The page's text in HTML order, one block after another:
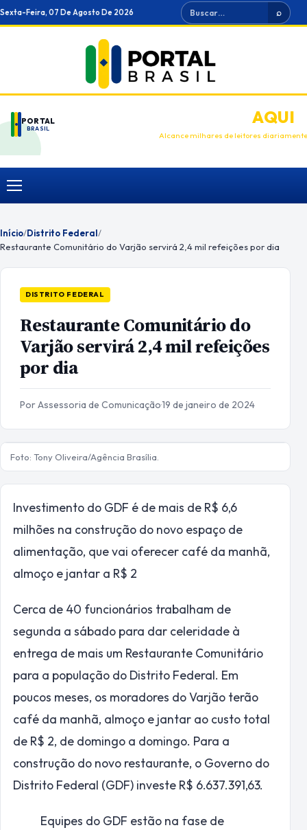
Ir
para
Sexta-Feira, 07 De Agosto De 2026 Buscar ⌕
PORTAL
BRASIL
ANUNCIEAQUI
Alcance milhares de leitores diariamente
Menu
Início/Distrito Federal/
Restaurante Comunitário do Varjão servirá 2,4 mil refeições por dia
DISTRITO FEDERAL
Restaurante Comunitário do
Varjão servirá 2,4 mil refeições
por dia
Por Assessoria de Comunicação·19 de janeiro de 2024
Foto: Tony Oliveira/Agência Brasília.
Investimento do GDF é de mais de R$ 6,6
milhões na construção do novo espaço de
alimentação, que vai oferecer café da manhã,
almoço e jantar a R$ 2
Cerca de 40 funcionários trabalham de
segunda a sábado para dar celeridade à
entrega de mais um Restaurante Comunitário
para a população do Distrito Federal. Em
poucos meses, os moradores do Varjão terão
café da manhã, almoço e jantar ao custo total
de R$ 2, de domingo a domingo. Para a
construção do novo restaurante, o Governo do
Distrito Federal (GDF) investe R$ 6.637.391,63.
Equipes do GDF estão na fase de